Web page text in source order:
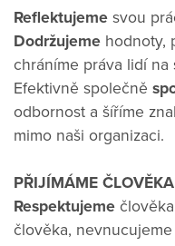
Reflektujeme svou
Dodržujeme hodnoty,
chráníme práva lidí na
Efektivně společně
odbornost a šíříme
mimo naši organizaci.
PŘIJÍMÁME
Respektujeme
člověka,